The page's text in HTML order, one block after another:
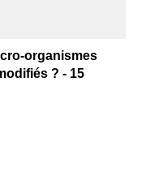
organismes
? - 15